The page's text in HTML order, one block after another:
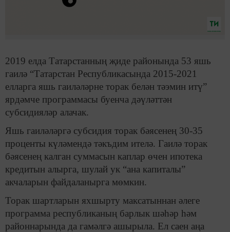
2019 елда Татарстанның җиде районында 53 яшь
гаилә “Татарстан Республикасында 2015-2021
елларга яшь гаиләләрне торак белән тәэмин итү”
ярдәмче программасы буенча дәүләттән
субсидияләр алачак.
Яшь гаиләләргә субсидия торак бәясенең 30-35
проценты күләмендә тәкъдим ителә. Гаилә торак
бәясенең калган суммасын каплар өчен ипотека
кредитын алырга, шулай ук “ана капиталы”
акчаларын файдаланырга мөмкин.
Торак шартларын яхшырту максатыннан әлеге
программа республиканың барлык шәһәр һәм
районнарында да гамәлгә ашырыла. Ел саен аңа